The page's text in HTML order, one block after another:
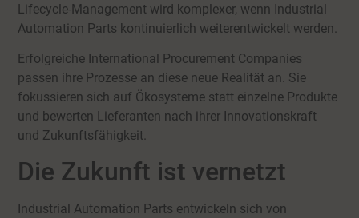
Lifecycle-Management wird komplexer, wenn Industrial
Automation Parts kontinuierlich weiterentwickelt werden.
Erfolgreiche International Procurement Companies
passen ihre Prozesse an diese neue Realität an. Sie
fokussieren sich auf Ökosysteme statt einzelne Produkte
und bewerten Lieferanten nach ihrer Innovationskraft
und Zukunftsfähigkeit.
Die Zukunft ist vernetzt
Industrial Automation Parts entwickeln sich von